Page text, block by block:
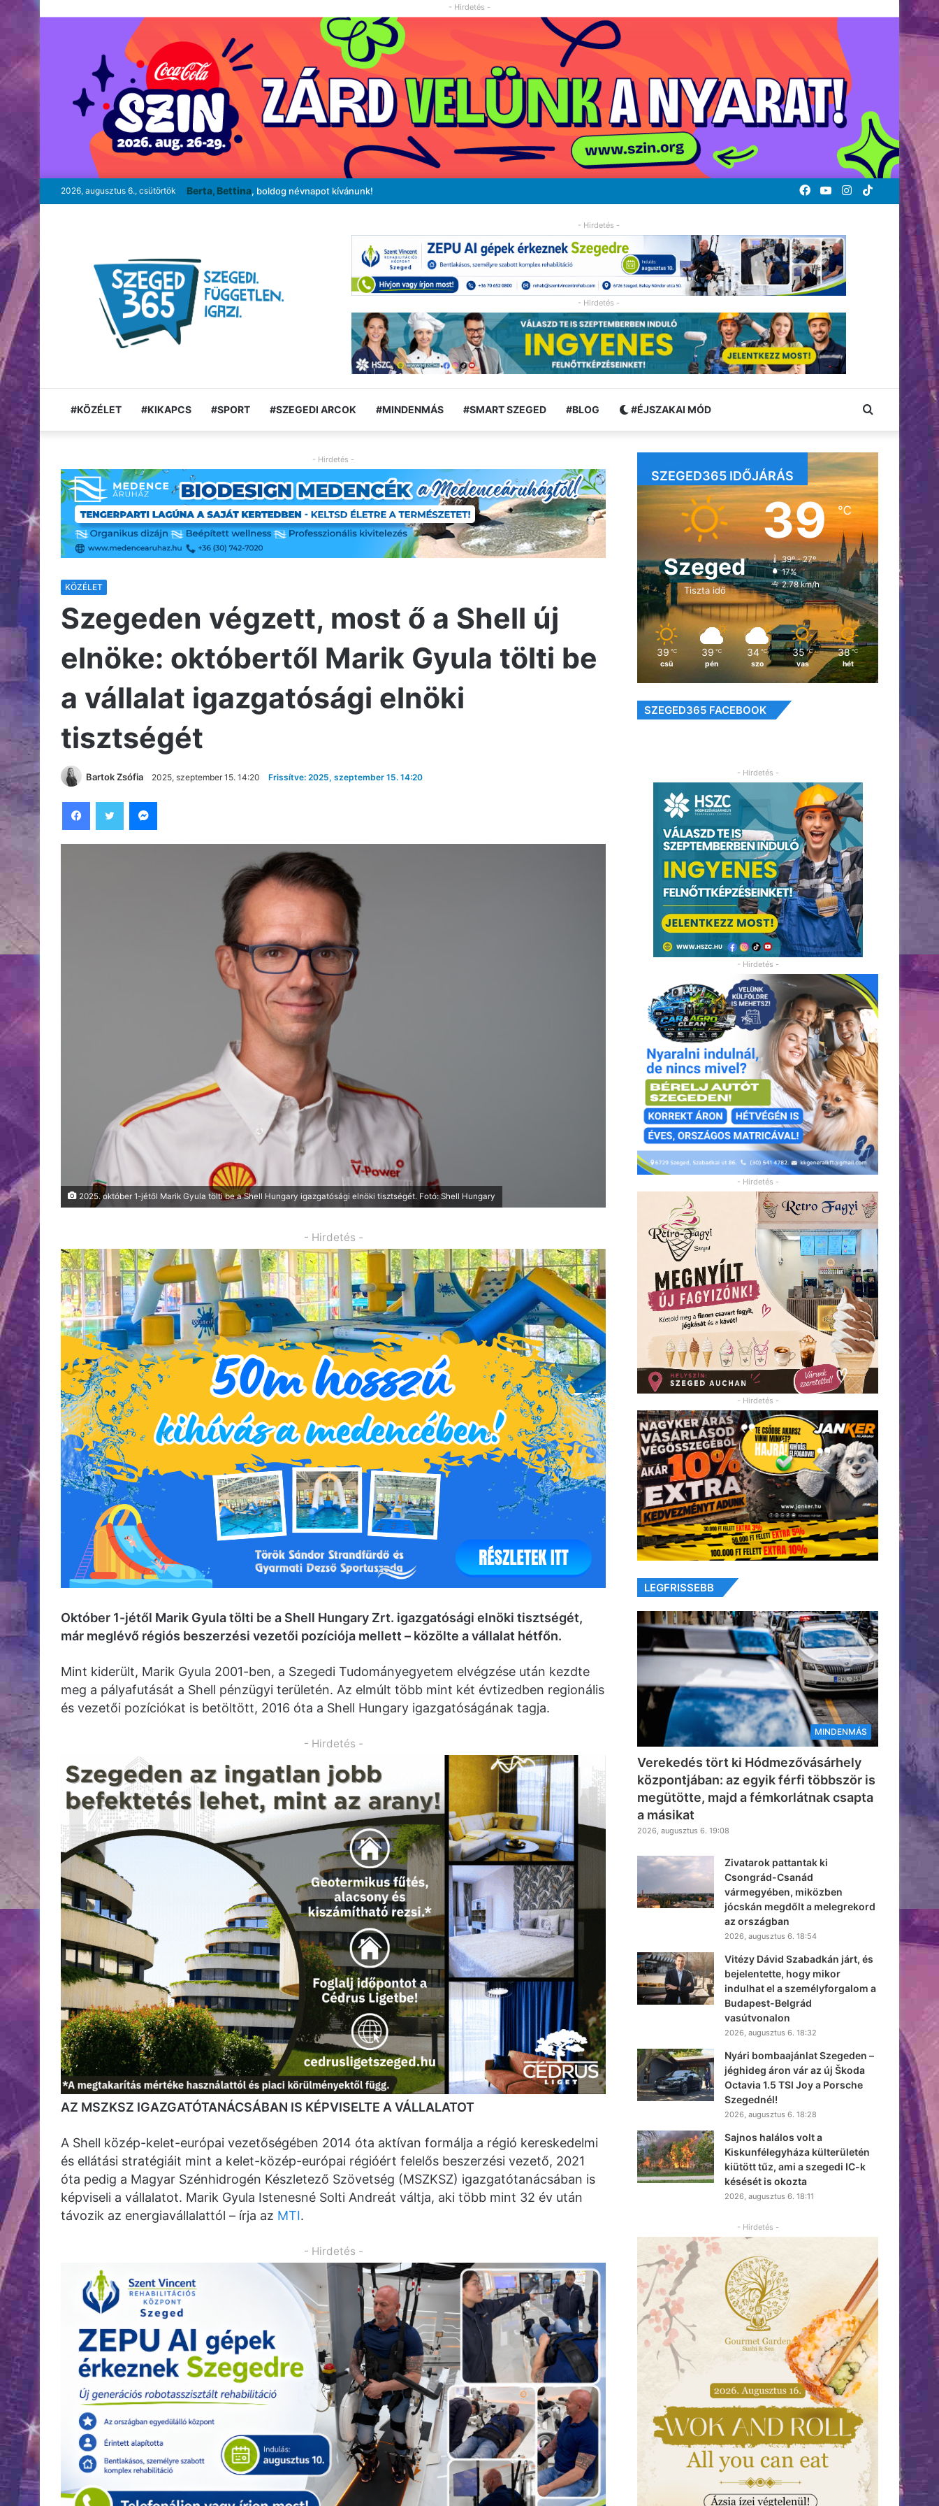
- Hirdetés -
2026, augusztus 6., csütörtök Berta, Bettina, boldog névnapot kívánunk! TikTok
Instagram
YouTube
Facebook
- Hirdetés -
- Hirdetés -
#KÖZÉLET #KIKAPCS #SPORT #SZEGEDI ARCOK #MINDENMÁS #SMART SZEGED #BLOG #ÉJSZAKAI MÓD Keresés:
- Hirdetés -
KÖZÉLET
Szegeden végzett, most ő a Shell új
elnöke: októbertől Marik Gyula tölti be
a vállalat igazgatósági elnöki
tisztségét
Bartok Zsófia 2025, szeptember 15. 14:20 Frissítve: 2025, szeptember 15. 14:20
2025. október 1-jétől Marik Gyula tölti be a Shell Hungary igazgatósági elnöki tisztségét. Fotó: Shell Hungary
- Hirdetés -
Október 1-jétől Marik Gyula tölti be a Shell Hungary Zrt. igazgatósági elnöki tisztségét,
már meglévő régiós beszerzési vezetői pozíciója mellett – közölte a vállalat hétfőn.
Mint kiderült, Marik Gyula 2001-ben, a Szegedi Tudományegyetem elvégzése után kezdte
meg a pályafutását a Shell pénzügyi területén. Az elmúlt több mint két évtizedben regionális
és vezetői pozíciókat is betöltött, 2016 óta a Shell Hungary igazgatóságának tagja.
- Hirdetés -
AZ MSZKSZ IGAZGATÓTANÁCSÁBAN IS KÉPVISELTE A VÁLLALATOT
A Shell közép-kelet-európai vezetőségében 2014 óta aktívan formálja a régió kereskedelmi
és ellátási stratégiáit mint a kelet-közép-európai régióért felelős beszerzési vezető, 2021
óta pedig a Magyar Szénhidrogén Készletező Szövetség (MSZKSZ) igazgatótanácsában is
képviseli a vállalatot. Marik Gyula Istenesné Solti Andreát váltja, aki több mint 32 év után
távozik az energiavállalattól – írja az MTI.
- Hirdetés -
SZEGED365 IDŐJÁRÁS
Szeged
Tiszta idő
39℃
39º - 27º
17%
2.78 km/h
39 ℃
csü
39 ℃
pén
34 ℃
szo
35 ℃
vas
38 ℃
hét
SZEGED365 FACEBOOK
- Hirdetés -
- Hirdetés -
- Hirdetés -
- Hirdetés -
LEGFRISSEBB
MINDENMÁS
Verekedés tört ki Hódmezővásárhely
központjában: az egyik férfi többször is
megütötte, majd a fémkorlátnak csapta
a másikat
2026, augusztus 6. 19:08
Zivatarok pattantak ki
Csongrád-Csanád
vármegyében, miközben
jócskán megdőlt a melegrekord
az országban
2026, augusztus 6. 18:54
Vitézy Dávid Szabadkán járt, és
bejelentette, hogy mikor
indulhat el a személyforgalom a
Budapest-Belgrád
vasútvonalon
2026, augusztus 6. 18:32
Nyári bombaajánlat Szegeden –
jéghideg áron vár az új Škoda
Octavia 1.5 TSI Joy a Porsche
Szegednél!
2026, augusztus 6. 18:28
Sajnos halálos volt a
Kiskunfélegyháza külterületén
kiütött tűz, ami a szegedi IC-k
késését is okozta
2026, augusztus 6. 18:11
- Hirdetés -